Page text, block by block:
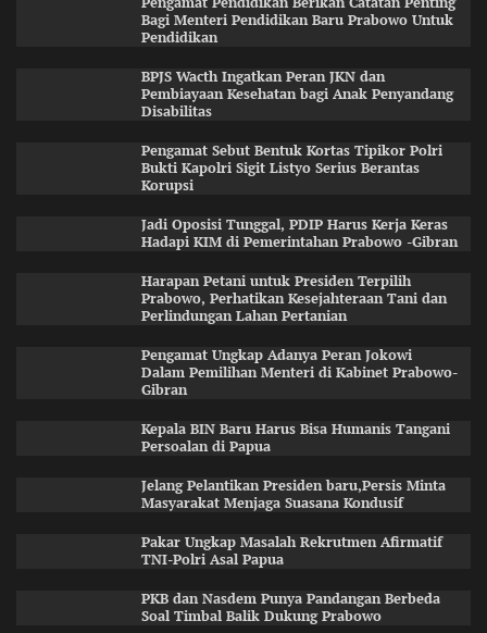
Bagi Menteri Pendidikan Baru Prabowo Untuk
Pendidikan
BPJS Wacth Ingatkan Peran JKN dan
Pembiayaan Kesehatan bagi Anak Penyandang
Disabilitas
Pengamat Sebut Bentuk Kortas Tipikor Polri
Bukti Kapolri Sigit Listyo Serius Berantas
Korupsi
Jadi Oposisi Tunggal, PDIP Harus Kerja Keras
Hadapi KIM di Pemerintahan Prabowo -Gibran
Harapan Petani untuk Presiden Terpilih
Prabowo, Perhatikan Kesejahteraan Tani dan
Perlindungan Lahan Pertanian
Pengamat Ungkap Adanya Peran Jokowi
Dalam Pemilihan Menteri di Kabinet Prabowo-
Gibran
Kepala BIN Baru Harus Bisa Humanis Tangani
Persoalan di Papua
Jelang Pelantikan Presiden baru,Persis Minta
Masyarakat Menjaga Suasana Kondusif
Pakar Ungkap Masalah Rekrutmen Afirmatif
TNI-Polri Asal Papua
PKB dan Nasdem Punya Pandangan Berbeda
Soal Timbal Balik Dukung Prabowo